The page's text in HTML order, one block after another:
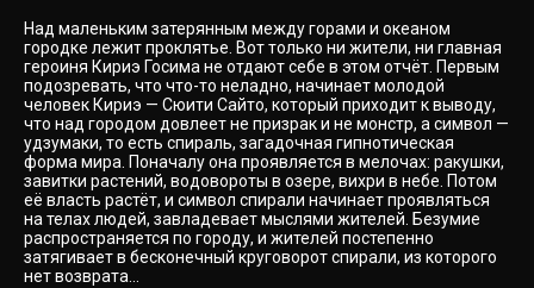
Над маленьким затерянным между горами и океаном
городке лежит проклятье. Вот только ни жители, ни главная
героиня Кириэ Госима не отдают себе в этом отчёт. Первым
подозревать, что что-то неладно, начинает молодой
человек Кириэ — Сюити Сайто, который приходит к выводу,
что над городом довлеет не призрак и не монстр, а символ —
удзумаки, то есть спираль, загадочная гипнотическая
форма мира. Поначалу она проявляется в мелочах: ракушки,
завитки растений, водовороты в озере, вихри в небе. Потом
её власть растёт, и символ спирали начинает проявляться
на телах людей, завладевает мыслями жителей. Безумие
распространяется по городу, и жителей постепенно
затягивает в бесконечный круговорот спирали, из которого
нет возврата...